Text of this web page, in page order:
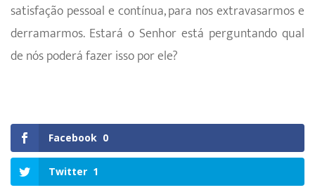
sa­tisfação pessoal e contínua, para nos extravasarmos e
derramarmos. Estará o Senhor está perguntan­do qual
de nós poderá fazer isso por ele?
Facebook 0
Twitter 1